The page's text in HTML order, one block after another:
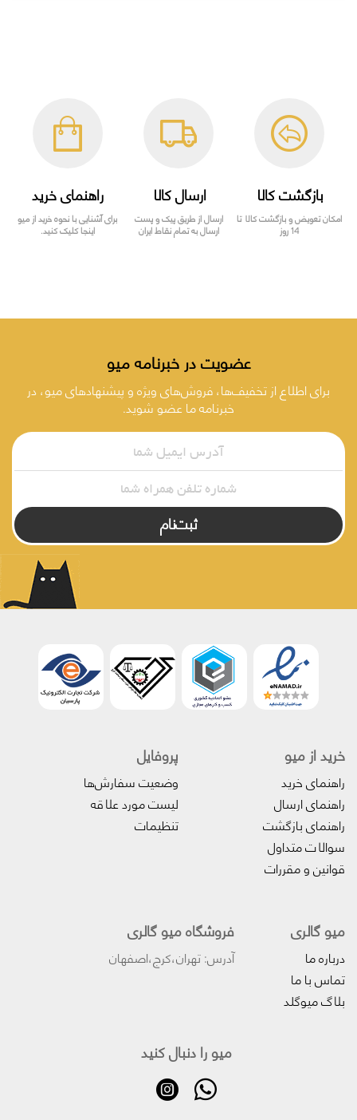
بازگشت کالا
امکان تعویض و بازگشت کالا تا
14 روز
ارسال کالا
ارسال از طریق پیک و پست
ارسال به تمام نقاط ایران
راهنمای خرید
برای آشنایی با نحوه خرید از میو
اینجا کلیک کنید.
عضویت در خبرنامه میو
برای اطلاع از تخفیف‌ها، فروش‌های ویژه و پیشنهادهای میو، در
خبرنامه ما عضو شوید.
ثبت‌نام
خرید از میو
راهنمای خرید
راهنمای ارسال
راهنمای بازگشت
سوالات متداول
قوانین و مقررات
پروفایل‌
وضعیت سفارش‌ها
لیست مورد علاقه
تنظیمات
میو گالری
درباره ما
تماس با ما
بلاگ میوگلد
فروشگاه میو گالری
آدرس: تهران،کرج،اصفهان
میو را دنبال کنید